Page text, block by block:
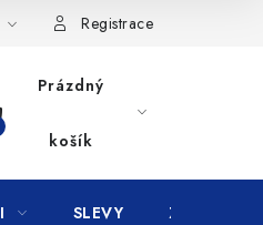
Registrace
Prázdný
košík
SLEVY ZNAČKY